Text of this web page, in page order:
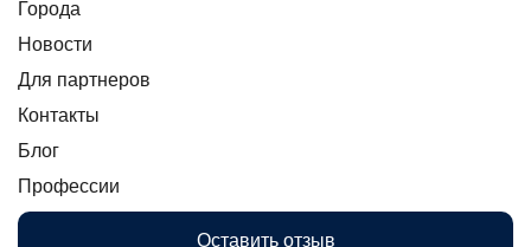
Города
Новости
Для партнеров
Контакты
Блог
Профессии
Оставить отзыв